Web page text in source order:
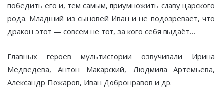
победить его и, тем самым, приумножить славу царского
рода. Младший из сыновей Иван и не подозревает, что
дракон этот — совсем не тот, за кого себя выдаёт…
Главных героев мультистории озвучивали Ирина
Медведева, Антон Макарский, Людмила Артемьева,
Александр Пожаров, Иван Добронравов и др.